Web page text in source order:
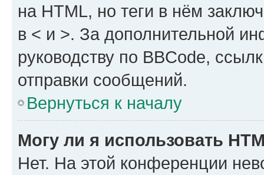
на HTML, но теги в нём
в < и >. За дополнительной
руководству по BBCode,
отправки сообщений.
Вернуться к началу
Могу ли я использовать
Нет. На этой конференции